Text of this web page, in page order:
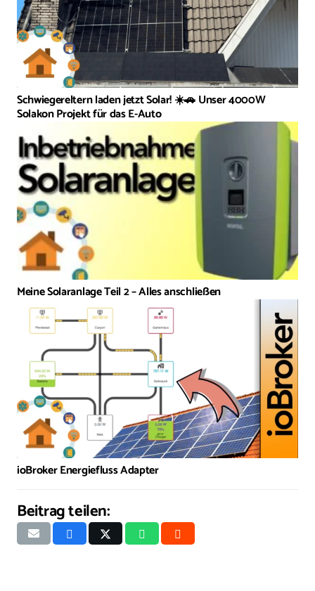
Schwiegereltern laden jetzt Solar! ☀️🚗 Unser 4000W
Solakon Projekt für das E-Auto
Meine Solaranlage Teil 2 – Alles anschließen
ioBroker Energiefluss Adapter
Beitrag teilen: